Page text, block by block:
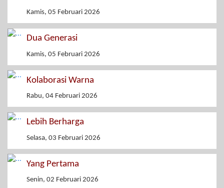
Kamis, 05 Februari 2026
Dua Generasi
Kamis, 05 Februari 2026
Kolaborasi Warna
Rabu, 04 Februari 2026
Lebih Berharga
Selasa, 03 Februari 2026
Yang Pertama
Senin, 02 Februari 2026